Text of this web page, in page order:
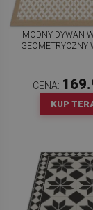
MODNY DYWAN
GEOMETRYCZNY
CENA:
KUP